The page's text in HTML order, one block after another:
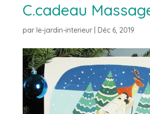
C.cadeau
par le-jardin-interieur| Déc 6, 2019